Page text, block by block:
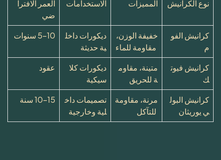
نوع الكرانيش المميزات الاستخدامات
العمر الافترا
ضي
كرانيش الفو
م
خفيفة الوزن،
مقاومة للماء
ديكورات داخل
ية حديثة
5-10 سنوات
كرانيش فيوت
ك
متينة، مقاوم
ة للحريق
ديكورات كلا
سيكية
عقود
كرانيش البول
ي يوريثان
مرنة، مقاومة
للتآكل
تصميمات داخ
لية وخارجية
10-15 سنة